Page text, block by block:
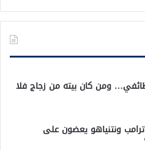
ومن كان بيته من زجاج فلا
ونتنياهو يعضون على